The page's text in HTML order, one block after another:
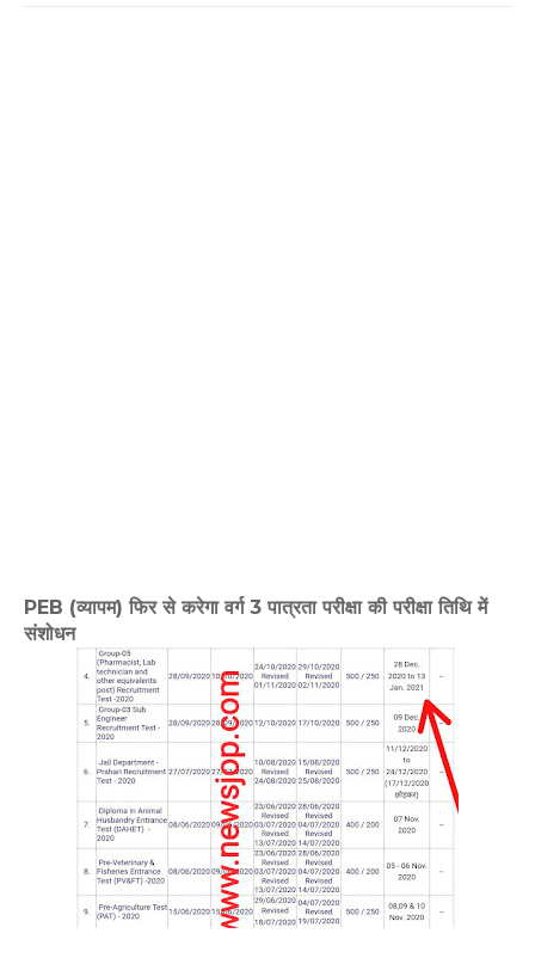
PEB (व्यापम) फिर से करेगा वर्ग 3 पात्रता परीक्षा की परीक्षा तिथि में
संशोधन